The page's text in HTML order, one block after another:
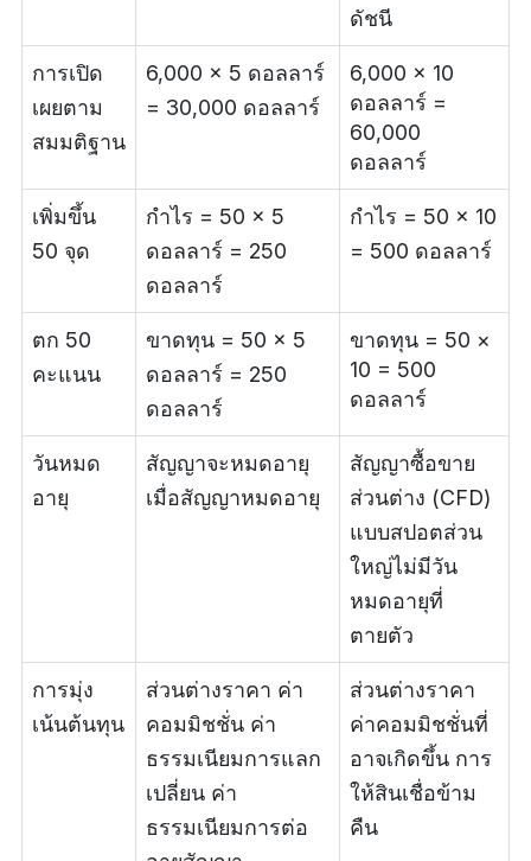
ดัชนี
การเปิด
เผยตาม
สมมติฐาน
6,000 × 5 ดอลลาร์
= 30,000 ดอลลาร์
6,000 × 10
ดอลลาร์ =
60,000
ดอลลาร์
เพิ่มขึ้น
50 จุด
กำไร = 50 × 5
ดอลลาร์ = 250
ดอลลาร์
กำไร = 50 × 10
= 500 ดอลลาร์
ตก 50
คะแนน
ขาดทุน = 50 × 5
ดอลลาร์ = 250
ดอลลาร์
ขาดทุน = 50 ×
10 = 500
ดอลลาร์
วันหมด
อายุ
สัญญาจะหมดอายุ
เมื่อสัญญาหมดอายุ
สัญญาซื้อขาย
ส่วนต่าง (CFD)
แบบสปอตส่วน
ใหญ่ไม่มีวัน
หมดอายุที่
ตายตัว
การมุ่ง
เน้นต้นทุน
ส่วนต่างราคา ค่า
คอมมิชชั่น ค่า
ธรรมเนียมการแลก
เปลี่ยน ค่า
ธรรมเนียมการต่อ
ส่วนต่างราคา
ค่าคอมมิชชั่นที่
อาจเกิดขึ้น การ
ให้สินเชื่อข้าม
คืน